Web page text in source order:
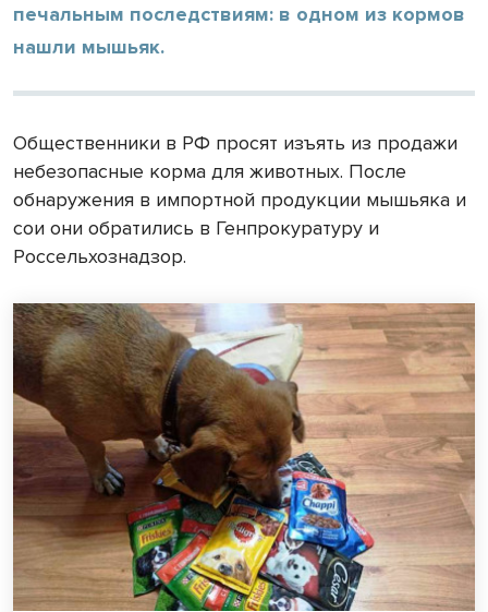
печальным последствиям: в одном из кормов
нашли мышьяк.
Общественники в РФ просят изъять из продажи
небезопасные корма для животных. После
обнаружения в импортной продукции мышьяка и
сои они обратились в Генпрокуратуру и
Россельхознадзор.